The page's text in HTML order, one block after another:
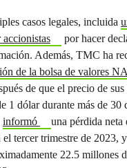
casos legales, incluida
por hacer
Además, TMC ha
de la bolsa de valores
de que el precio de sus
1 dólar durante más de 30
informó
una pérdida neta
tercer trimestre de 2023,
22.5 millones